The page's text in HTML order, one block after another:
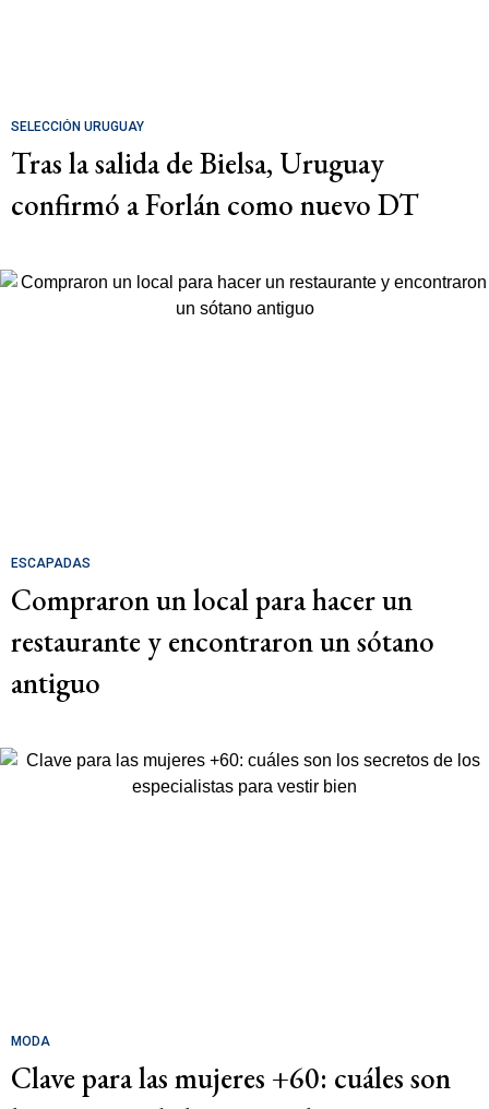
SELECCIÓN URUGUAY
Tras la salida de Bielsa, Uruguay
confirmó a Forlán como nuevo DT
ESCAPADAS
Compraron un local para hacer un
restaurante y encontraron un sótano
antiguo
MODA
Clave para las mujeres +60: cuáles son